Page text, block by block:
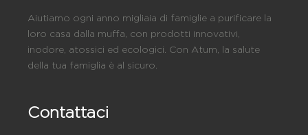
Aiutiamo ogni anno migliaia di famiglie a purificare la
loro casa dalla muffa, con prodotti innovativi,
inodore, atossici ed ecologici. Con Atum, la salute
della tua famiglia è al sicuro.
Contattaci